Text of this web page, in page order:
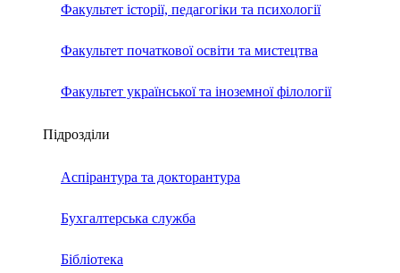
Факультет історії, педагогіки та психології
Факультет початкової освіти та мистецтва
Факультет української та іноземної філології
Підрозділи
Аспірантура та докторантура
Бухгалтерська служба
Бібліотека